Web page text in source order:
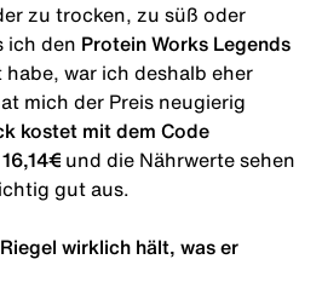
zu trocken, zu süß oder
ich den Protein Works Legends
war ich deshalb eher
mich der Preis neugierig
kostet mit dem Code
und die Nährwerte sehen
gut aus.
wirklich hält, was er